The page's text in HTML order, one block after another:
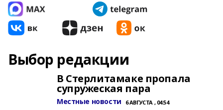
Выбор редакции
В Стерлитамаке пропала
супружеская пара
Местные новости 6 АВГУСТА , 04:54